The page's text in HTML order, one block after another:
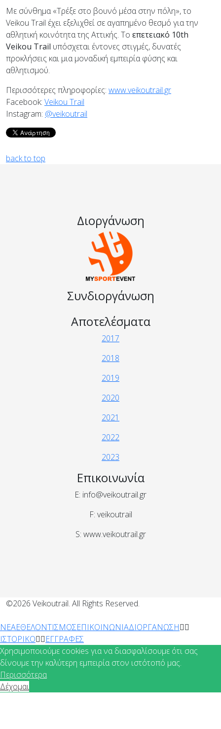
Με σύνθημα «Τρέξε στο βουνό μέσα στην πόλη», το
Veikou Trail έχει εξελιχθεί σε αγαπημένο θεσμό για την
αθλητική κοινότητα της Αττικής. Το επετειακό 10th
Veikou Trail υπόσχεται έντονες στιγμές, δυνατές
προκλήσεις και μια μοναδική εμπειρία φύσης και
αθλητισμού.
Περισσότερες πληροφορίες: www.veikoutrail.gr
Facebook: Veikou Trail
Instagram: @veikoutrail
back to top
Διοργάνωση
Συνδιοργάνωση
Αποτελέσματα
2017
2018
2019
2020
2021
2022
2023
Επικοινωνία
E: info@veikoutrail.gr
F: veikoutrail
S: www.veikoutrail.gr
©2026 Veikoutrail. All Rights Reserved.
ΝΕΑΕΘΕΛΟΝΤΙΣΜΟΣΕΠΙΚΟΙΝΩΝΙΑΔΙΟΡΓΑΝΩΣΗ
ΙΣΤΟΡΙΚΟ
ΕΓΓΡΑΦΕΣ
Χρησιμοποιούμε cookies για να διασφαλίσουμε ότι σας
δίνουμε την καλύτερη εμπειρία στον ιστότοπό μας.
Περισσότερα
Δέχομαι